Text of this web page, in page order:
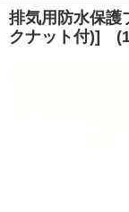
排気用防水保
クナット付)]